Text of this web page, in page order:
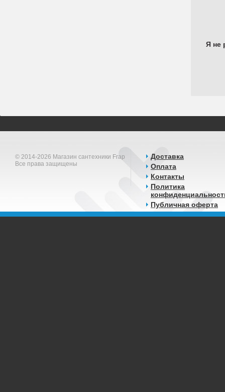
Я не
© 2014-2026 Магазин сантехники Frap
Все права защищены
Доставка
Оплата
Контакты
Политика
Публичная оферта